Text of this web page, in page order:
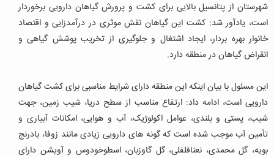
شهرستان از پتانسیل بالایی برای کشت و پرورش گیاهان دارویی برخوردار
است، یادآور شد: کشت این گیاهان نقش موثری در درآمدزایی و اقتصاد
خانوار بهره بردار، ایجاد اشتغال و جلوگیری از تخریب پوشش گیاهی و
انقراض گیاهان در منطقه دارد.
این مسئول با بیان اینکه این منطقه دارای شرایط مناسبی برای کشت گیاهان
دارویی است، ادامه داد: ارتفاع مناسب از سطح دریا، شیب زمین، جهت
شیب، پستی و بلندی، عوامل اکولوژیک، آب و هوایی، امکانات آبیاری و
تأمین آب موجب شده است که گونه های دارویی زیادی مانند زوفا، بادرنج
بویه، گل محمدی، نعنافلفلی، گل گاوزبان، اسطوخودوس و آویشن دارای